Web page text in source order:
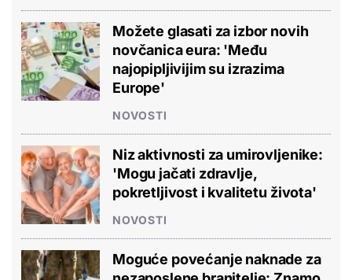
Možete glasati za izbor novih
novčanica eura: 'Među
najopipljivijim su izrazima
Europe'
NOVOSTI
Niz aktivnosti za umirovljenike:
'Mogu jačati zdravlje,
pokretljivost i kvalitetu života'
NOVOSTI
Moguće povećanje naknade za